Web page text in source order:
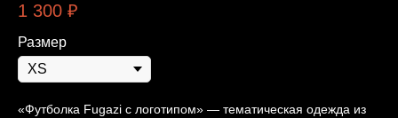
1 300 ₽
Размер
«Футболка Fugazi с логотипом» — тематическая одежда из